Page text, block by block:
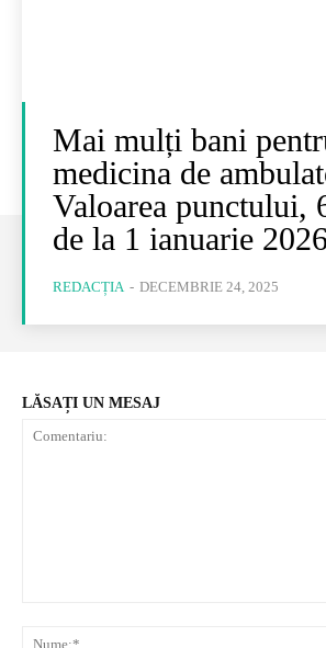
Mai mulți bani
medicina de
Valoarea punctului,
de la 1 ianuarie 2026
REDACȚIA - DECEMBRIE 24, 2025
LĂSAȚI UN MESAJ